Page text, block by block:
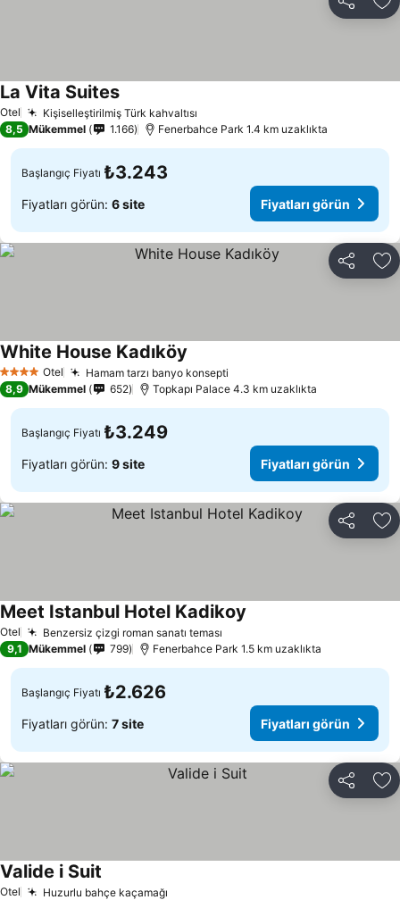
Paylaş
Otel Kişiselleştirilmiş Türk kahvaltısı
La Vita Suites
8,5 Mükemmel 1.166 Fenerbahce Park 1.4 km uzaklıkta
Başlangıç Fiyatı ₺3.243
Fiyatları görün: 6 site Fiyatları görün
Paylaş
4 Yıldız Otel Hamam tarzı banyo konsepti
White House Kadıköy
8,9 Mükemmel 652 Topkapı Palace 4.3 km uzaklıkta
Başlangıç Fiyatı ₺3.249
Fiyatları görün: 9 site Fiyatları görün
Paylaş
Otel Benzersiz çizgi roman sanatı teması
Meet Istanbul Hotel Kadikoy
9,1 Mükemmel 799 Fenerbahce Park 1.5 km uzaklıkta
Başlangıç Fiyatı ₺2.626
Fiyatları görün: 7 site Fiyatları görün
Paylaş
Otel Huzurlu bahçe kaçamağı
Valide i Suit